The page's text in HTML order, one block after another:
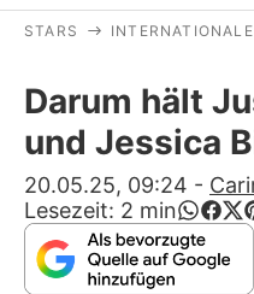
STARS
Darum hält
und Jessica
20.05.25, 09:24 -
Lesezeit: 2 min